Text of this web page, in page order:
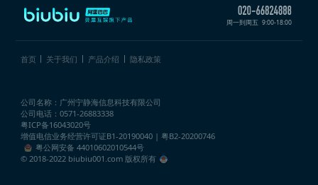
周一到周五 9:00-18:00
首页 关于我们 产品介绍 隐私政策
公司名称：广州宁静海信息科技有限公司
公司电话：0571-26883338
粤ICP备16043020号
增值电信业务经营许可证B1-20190040 | 粤B2-20200746
粤公网安备 44010602010544号
© 2018-2022 biubiu001.com 版权所有